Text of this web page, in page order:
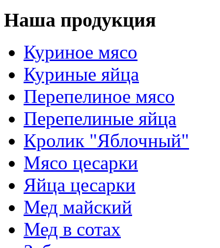
Наша продукция
Куриное мясо
Куриные яйца
Перепелиное мясо
Перепелиные яйца
Кролик "Яблочный"
Мясо цесарки
Яйца цесарки
Мед майский
Мед в сотах